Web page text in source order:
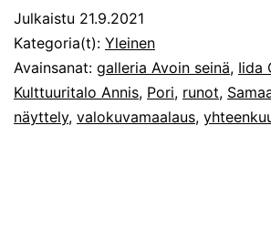
Julkaistu 21.9.2021
Kategoria(t): Yleinen
Avainsanat: galleria Avoin seinä, Iida
Kulttuuritalo Annis, Pori, runot,
näyttely, valokuvamaalaus,